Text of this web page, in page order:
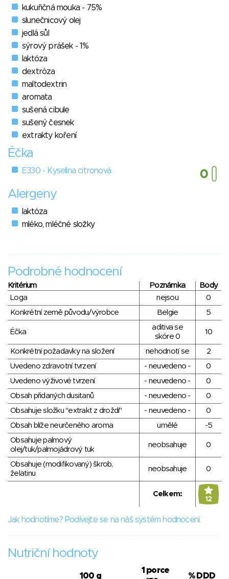
kukuřičná mouka - 75%
slunečnicový olej
jedlá sůl
sýrový prášek - 1%
laktóza
dextróza
maltodextrin
aromata
sušená cibule
sušený česnek
extrakty koření
Éčka
E330 - Kyselina citronová
Alergeny
laktóza
mléko, mléčné složky
Podrobné hodnocení
Kritérium Poznámka
Body
Loga
nejsou
0
Konkrétní země původu/výrobce
Belgie 5
Éčka
aditiva se
skóre 0
10
Konkrétní požadavky na složení nehodnotí se
2
Uvedeno zdravotní tvrzení
- neuvedeno -
0
Uvedeno výživové tvrzení
- neuvedeno -
0
Obsah přidaných dusitanů
- neuvedeno -
0
Obsahuje složku "extrakt z droždí"
- neuvedeno -
0
Obsah blíže neurčeného aroma
umělé
-5
Obsahuje palmový
olej/tuk/palmojádrový tuk
neobsahuje 0
Obsahuje (modifikovaný) škrob,
želatinu
neobsahuje 0
Celkem:
12
Jak hodnotíme? Podívejte se na náš systém hodnocení.
Nutriční hodnoty
100 g
1 porce
% DDD